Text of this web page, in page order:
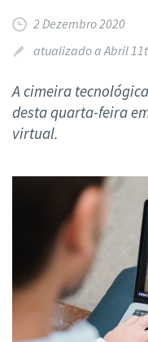
2 Dezembro 2020
atualizado a Abril
A cimeira
desta quarta-feira
virtual.